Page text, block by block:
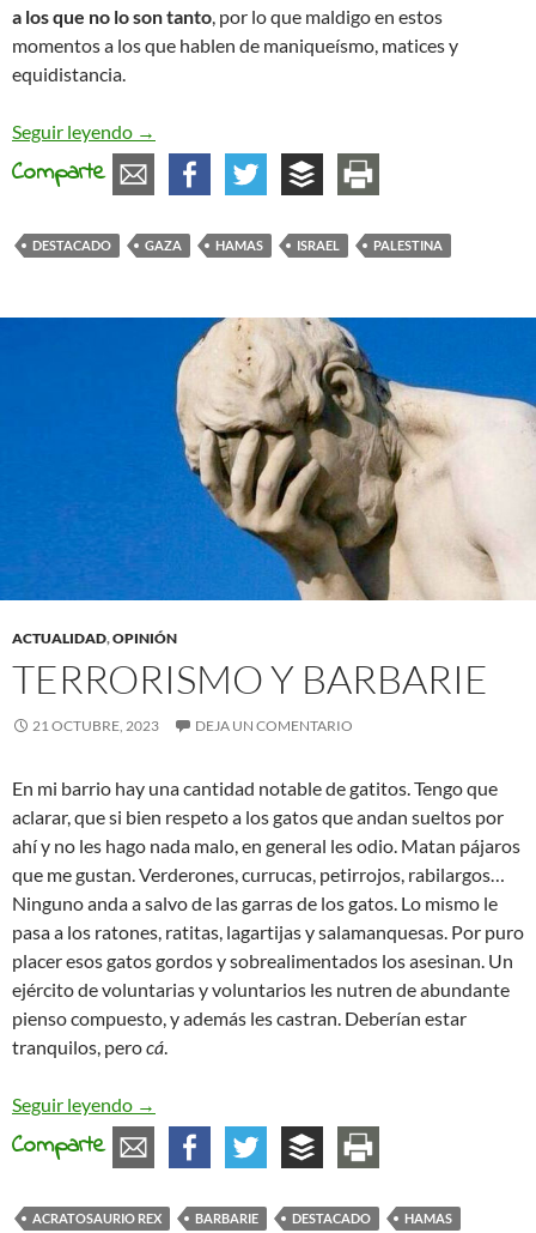
a los que no lo son tanto, por lo que maldigo en estos
momentos a los que hablen de maniqueísmo, matices y
equidistancia.
Seguir leyendo Vergüenza para la humanidad
→
Comparte
DESTACADO GAZA HAMAS ISRAEL PALESTINA
ACTUALIDAD,OPINIÓN
TERRORISMO Y BARBARIE
21 OCTUBRE, 2023 DEJA UN COMENTARIO
En mi barrio hay una cantidad notable de gatitos. Tengo que
aclarar, que si bien respeto a los gatos que andan sueltos por
ahí y no les hago nada malo, en general les odio. Matan pájaros
que me gustan. Verderones, currucas, petirrojos, rabilargos…
Ninguno anda a salvo de las garras de los gatos. Lo mismo le
pasa a los ratones, ratitas, lagartijas y salamanquesas. Por puro
placer esos gatos gordos y sobrealimentados los asesinan. Un
ejército de voluntarias y voluntarios les nutren de abundante
pienso compuesto, y además les castran. Deberían estar
tranquilos, perocá.
Seguir leyendo Terrorismo y Barbarie
→
Comparte
ACRATOSAURIO REX BARBARIE DESTACADO
HAMAS